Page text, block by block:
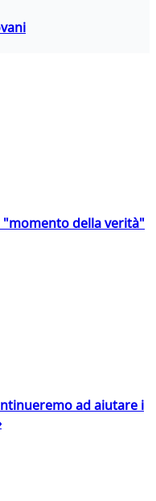
"momento della verità"
ad aiutare i